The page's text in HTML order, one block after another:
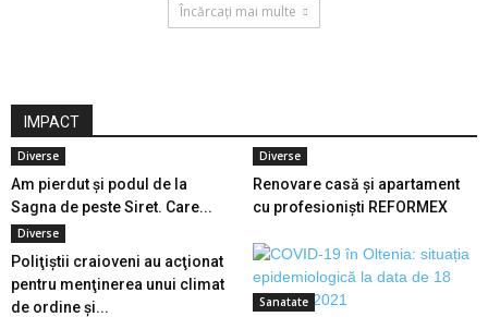
Încărcați mai multe
IMPACT
Diverse
Am pierdut și podul de la
Sagna de peste Siret. Care...
Diverse
Renovare casă şi apartament
cu profesionişti REFORMEX
Diverse
Poliţiştii craioveni au acţionat
pentru menţinerea unui climat
de ordine şi...
Sanatate